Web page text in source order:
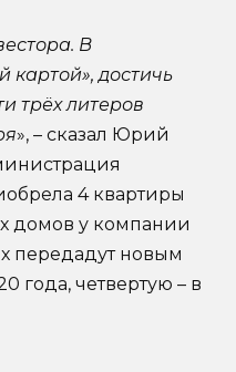
В
картой», достичь
трёх литеров
», – сказал Юрий
4 квартиры
домов у компании
передадут новым
года, четвертую – в